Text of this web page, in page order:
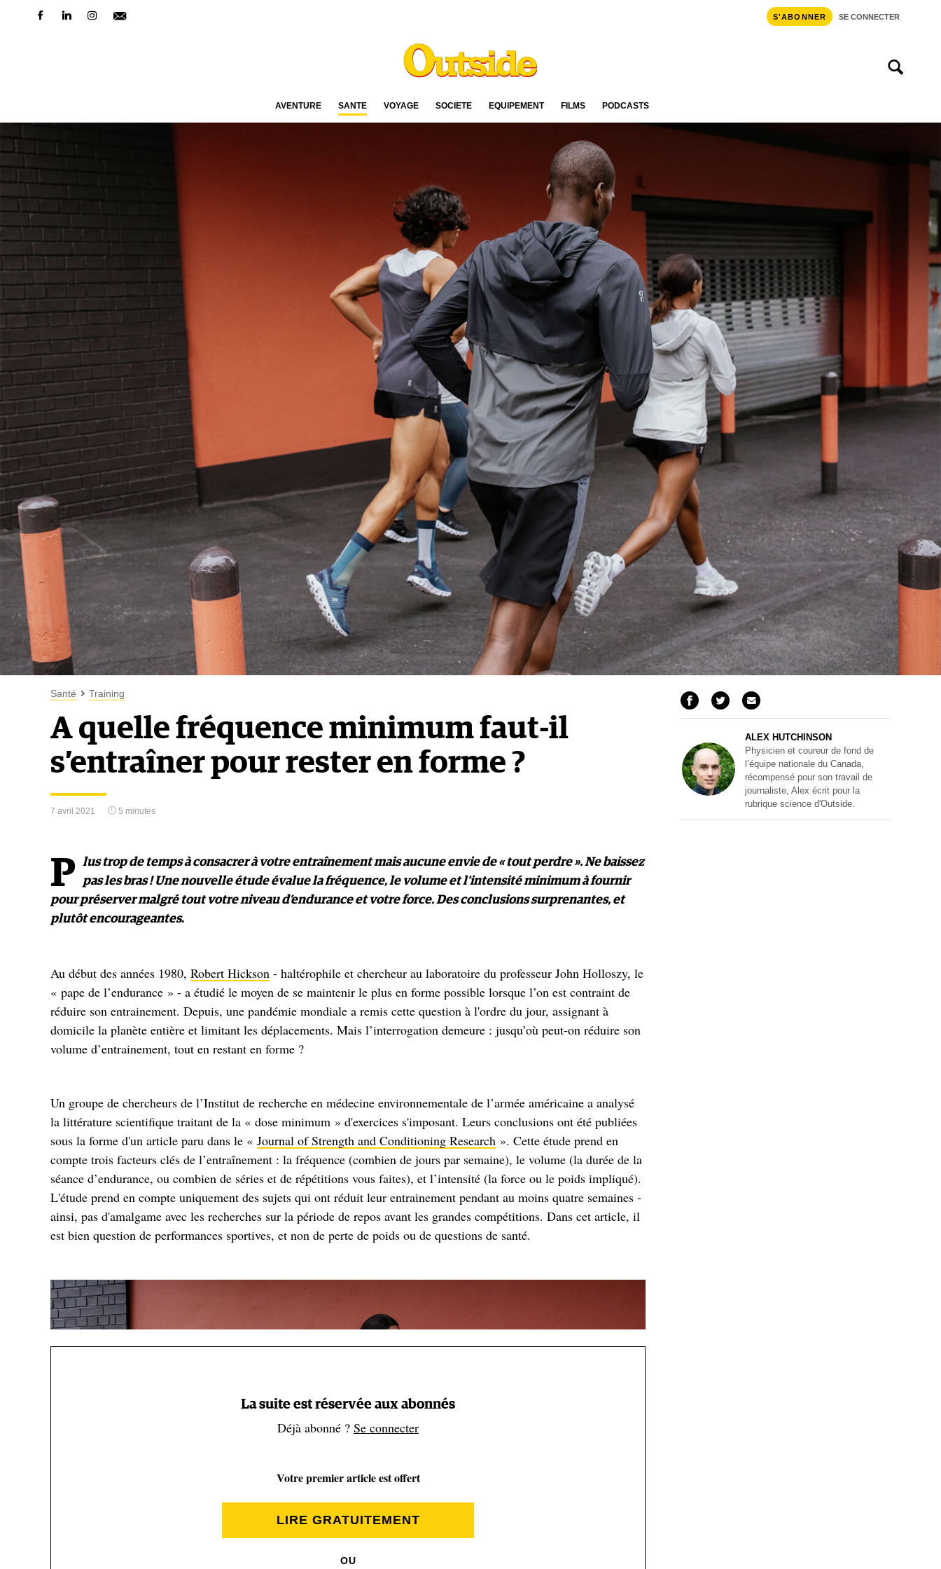
S'ABONNER SE CONNECTER
AVENTURE SANTÉ VOYAGE SOCIÉTÉ ÉQUIPEMENT FILMS PODCASTS
Santé Training
A quelle fréquence minimum faut-il
s’entraîner pour rester en forme ?
7 avril 2021 5 minutes
ALEX HUTCHINSON
Physicien et coureur de fond de
l’équipe nationale du Canada,
récompensé pour son travail de
journaliste, Alex écrit pour la
rubrique science d'Outside.
P lus trop de temps à consacrer à votre entraînement mais aucune envie de « tout perdre ». Ne baissez
pas les bras ! Une nouvelle étude évalue la fréquence, le volume et l’intensité minimum à fournir
pour préserver malgré tout votre niveau d’endurance et votre force. Des conclusions surprenantes, et
plutôt encourageantes.
Au début des années 1980, Robert Hickson - haltérophile et chercheur au laboratoire du professeur John Holloszy, le
« pape de l’endurance » - a étudié le moyen de se maintenir le plus en forme possible lorsque l’on est contraint de
réduire son entrainement. Depuis, une pandémie mondiale a remis cette question à l'ordre du jour, assignant à
domicile la planète entière et limitant les déplacements. Mais l’interrogation demeure : jusqu’où peut-on réduire son
volume d’entrainement, tout en restant en forme ?
Un groupe de chercheurs de l’Institut de recherche en médecine environnementale de l’armée américaine a analysé
la littérature scientifique traitant de la « dose minimum » d'exercices s'imposant. Leurs conclusions ont été publiées
sous la forme d'un article paru dans le « Journal of Strength and Conditioning Research ». Cette étude prend en
compte trois facteurs clés de l’entraînement : la fréquence (combien de jours par semaine), le volume (la durée de la
séance d’endurance, ou combien de séries et de répétitions vous faites), et l’intensité (la force ou le poids impliqué).
L'étude prend en compte uniquement des sujets qui ont réduit leur entrainement pendant au moins quatre semaines -
ainsi, pas d'amalgame avec les recherches sur la période de repos avant les grandes compétitions. Dans cet article, il
est bien question de performances sportives, et non de perte de poids ou de questions de santé.
La suite est réservée aux abonnés
Déjà abonné ? Se connecter
Votre premier article est offert
LIRE GRATUITEMENT
OU